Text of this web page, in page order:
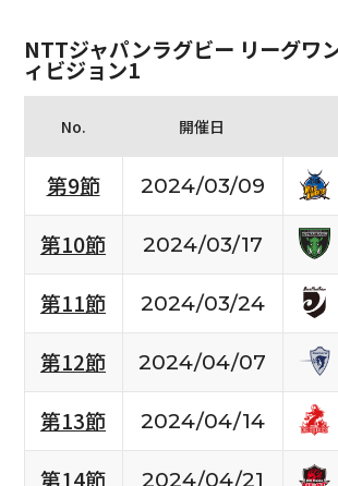
NTTジャパンラグビー リーグワ
ィビジョン1
No. 開催日
第9節 2024/03/09
第10節
2024/03/17
第11節
2024/03/24
第12節
2024/04/07
第13節
2024/04/14
第14節
2024/04/21